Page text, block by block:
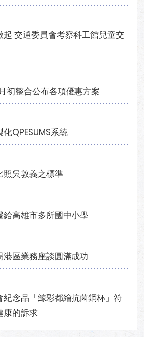
交通委員會考察科工館兒童交
初整合公布各項優惠方案
QPESUMS系統
照吳敦義之標準
給高雄市多所國中小學
港區業務座談圓滿成功
紀念品「鯨彩都繪抗菌鋼杯」符
康的訴求